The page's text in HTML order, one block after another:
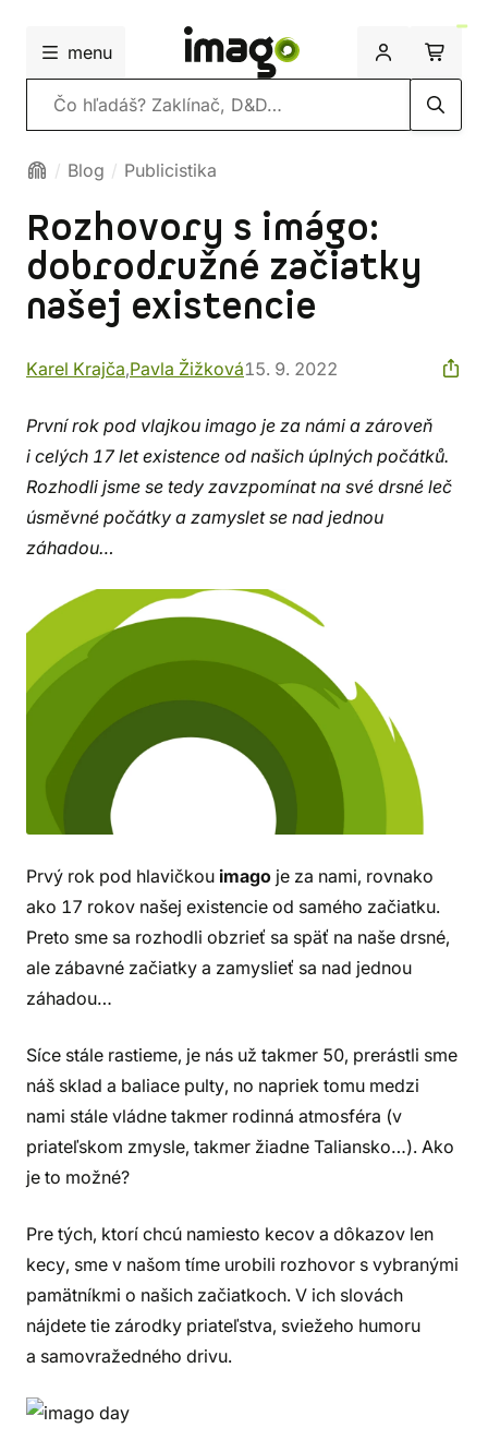
menu
Vyhľadávanie
Blog Publicistika
Rozhovory s imágo:
dobrodružné začiatky
našej existencie
Karel Krajča,Pavla Žižková15. 9. 2022
První rok pod vlajkou imago je za námi a zároveň
i celých 17 let existence od našich úplných počátků.
Rozhodli jsme se tedy zavzpomínat na své drsné leč
úsměvné počátky a zamyslet se nad jednou
záhadou…
Prvý rok pod hlavičkou imago je za nami, rovnako
ako 17 rokov našej existencie od samého začiatku.
Preto sme sa rozhodli obzrieť sa späť na naše drsné,
ale zábavné začiatky a zamyslieť sa nad jednou
záhadou…
Síce stále rastieme, je nás už takmer 50, prerástli sme
náš sklad a baliace pulty, no napriek tomu medzi
nami stále vládne takmer rodinná atmosféra (v
priateľskom zmysle, takmer žiadne Taliansko…). Ako
je to možné?
Pre tých, ktorí chcú namiesto kecov a dôkazov len
kecy, sme v našom tíme urobili rozhovor s vybranými
pamätníkmi o našich začiatkoch. V ich slovách
nájdete tie zárodky priateľstva, sviežeho humoru
a samovražedného drivu.